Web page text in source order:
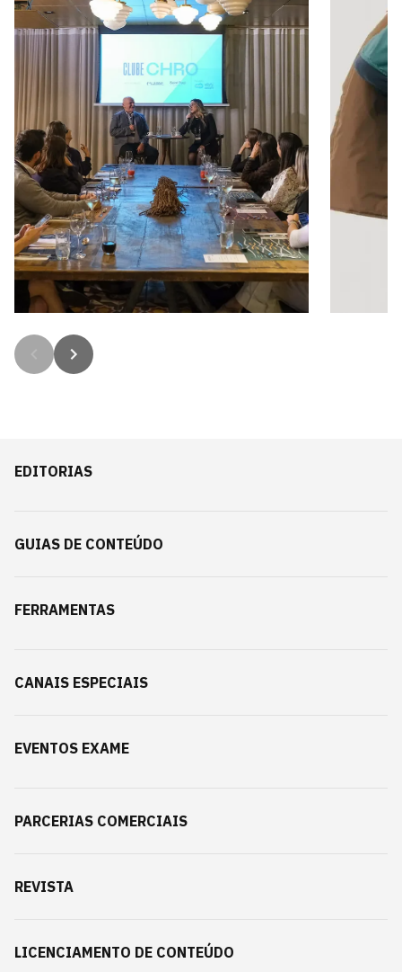
Clube CHRO julho 2026
7 imagens
EDITORIAS
GUIAS DE CONTEÚDO
FERRAMENTAS
CANAIS ESPECIAIS
EVENTOS EXAME
PARCERIAS COMERCIAIS
REVISTA
LICENCIAMENTO DE CONTEÚDO